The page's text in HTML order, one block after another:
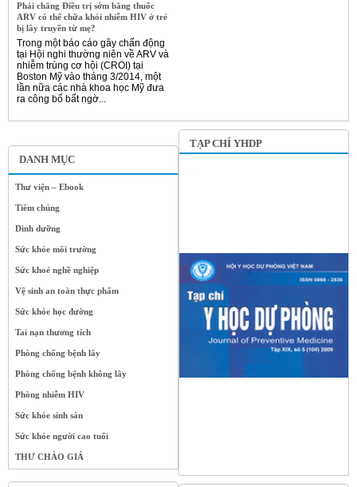
DANH MỤC
Thư viện – Ebook
Tiêm chủng
Dinh dưỡng
Sức khỏe môi trường
Sức khoẻ nghề nghiệp
Vệ sinh an toàn thực phẩm
Sức khỏe học đường
Tai nạn thương tích
Phòng chống bệnh lây
Phòng chống bệnh không lây
Phòng nhiễm HIV
Sức khỏe sinh sản
Sức khỏe người cao tuổi
THƯ CHÀO GIÁ
Phải chăng Điều trị sớm bằng thuốc
ARV có thể chữa khỏi nhiễm HIV ở trẻ
bị lây truyền từ mẹ?
Trong một báo cáo gây chấn động
tại Hội nghi thường niên về ARV và
nhiễm trùng cơ hội (CROI) tại
Boston Mỹ vào tháng 3/2014, một
lần nữa các nhà khoa học Mỹ đưa
ra công bố bất ngờ...
TẠP CHÍ YHDP